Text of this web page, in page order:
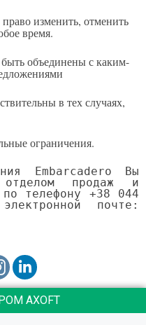
право изменить, отменить
время.
объединены с каким-
в тех случаях,
ограничения.
Embarcadero Вы
продаж и
по телефону +38 044
почте:
AXOFT